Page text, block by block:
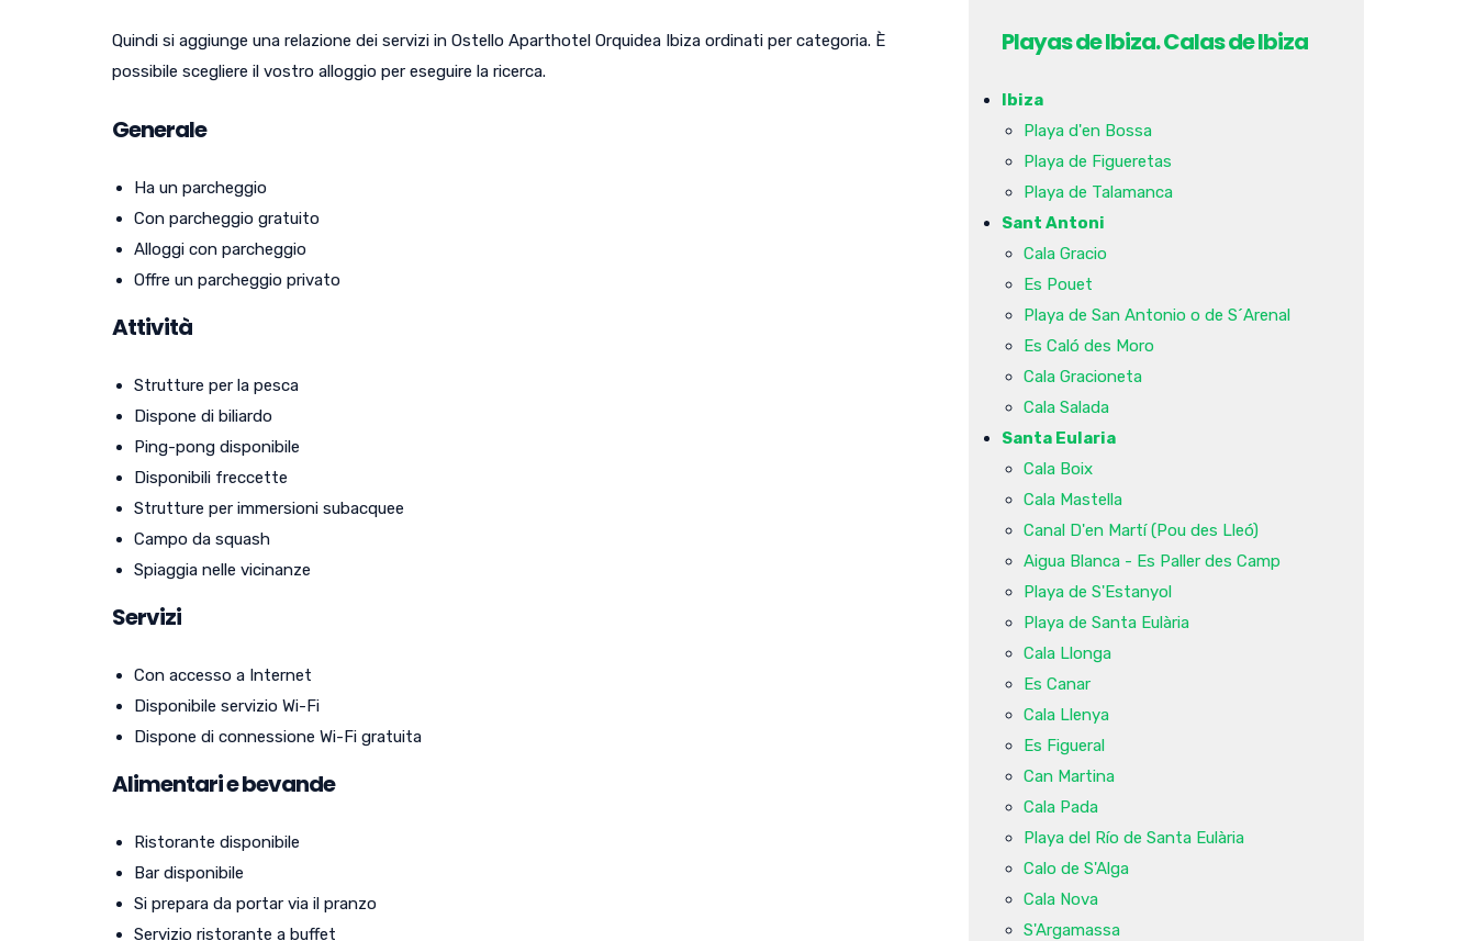
Quindi si aggiunge una relazione dei servizi in Ostello Aparthotel Orquidea Ibiza ordinati per categoria. È
possibile scegliere il vostro alloggio per eseguire la ricerca.
Generale
Ha un parcheggio
Con parcheggio gratuito
Alloggi con parcheggio
Offre un parcheggio privato
Attività
Strutture per la pesca
Dispone di biliardo
Ping-pong disponibile
Disponibili freccette
Strutture per immersioni subacquee
Campo da squash
Spiaggia nelle vicinanze
Servizi
Con accesso a Internet
Disponibile servizio Wi-Fi
Dispone di connessione Wi-Fi gratuita
Alimentari e bevande
Ristorante disponibile
Bar disponibile
Si prepara da portar via il pranzo
Servizio ristorante a buffet
Playas de Ibiza. Calas de Ibiza
Ibiza
Playa d'en Bossa
Playa de Figueretas
Playa de Talamanca
Sant Antoni
Cala Gracio
Es Pouet
Playa de San Antonio o de S´Arenal
Es Caló des Moro
Cala Gracioneta
Cala Salada
Santa Eularia
Cala Boix
Cala Mastella
Canal D'en Martí (Pou des Lleó)
Aigua Blanca - Es Paller des Camp
Playa de S'Estanyol
Playa de Santa Eulària
Cala Llonga
Es Canar
Cala Llenya
Es Figueral
Can Martina
Cala Pada
Playa del Río de Santa Eulària
Calo de S'Alga
Cala Nova
S'Argamassa